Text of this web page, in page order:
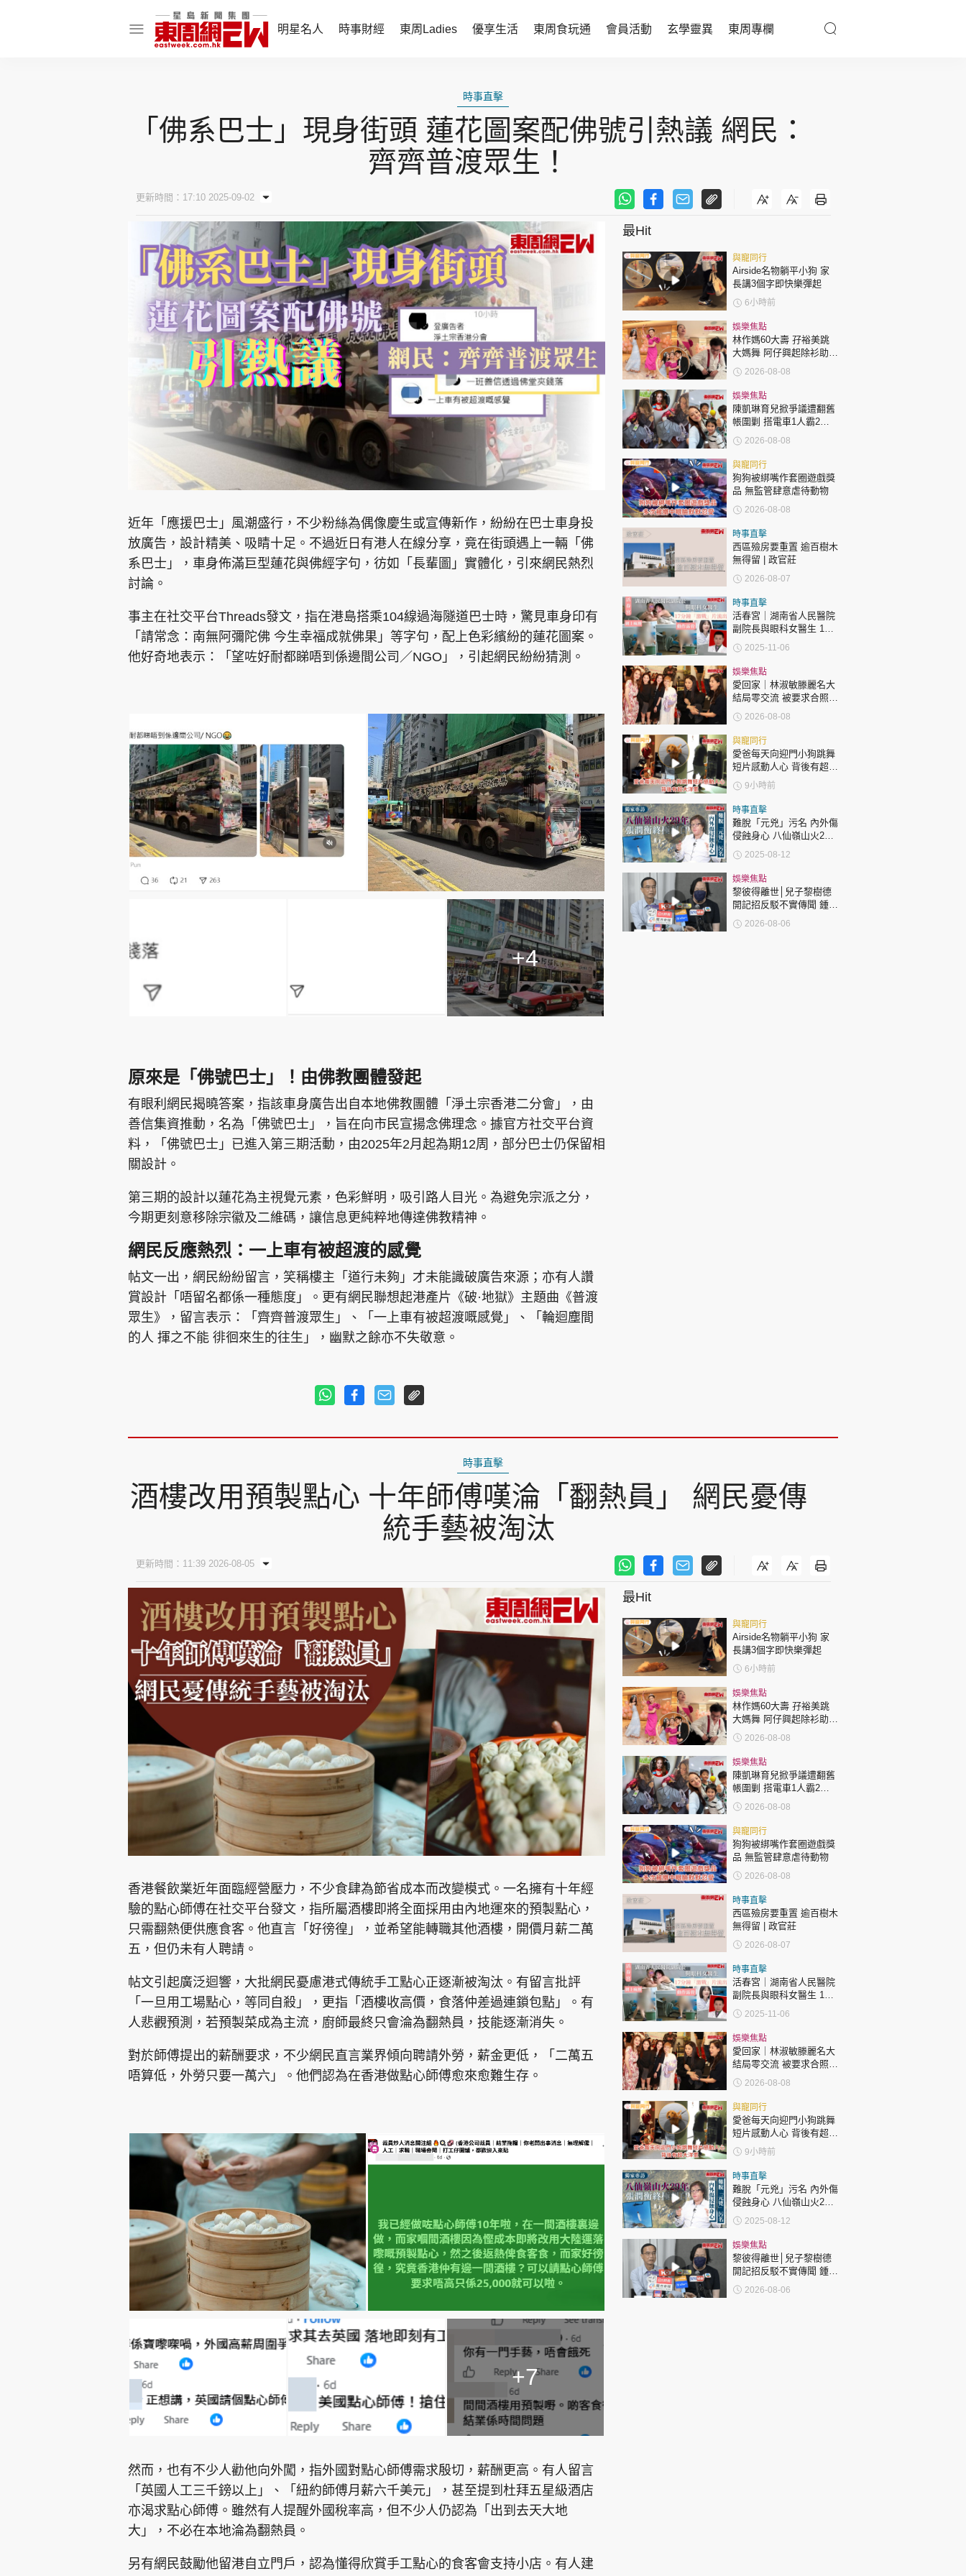
明星名人 時事財經 東周Ladies 優享生活 東周食玩通 會員活動 玄學靈異 東周專欄
話題人物 財經智庫 時尚生活
健康醫美
親子天地
東周食玩通
樂在灣區
飲食玩樂
會員活動
東周JETSO
玄學靈異
東勝運程
智富天下 李居明
神機妙算 李丞責
緣來有理 麥玲玲
鬼靈精怪 威師兄
娛樂名人
文化藝術
時政財經
健康生活
飲食旅遊
集團旗下品牌
東周刊 cazbuyer 東Touch PCM 電腦廣場 星島頭條 星島日報 星島環球 The Standard 親子王
Oh!爸媽 JobMarket 頭條搵工 EDUPLUS
Copyright © 東周網 版權所有 . 不得轉載 ©Eastweek.com.hk. All rights reserved.
時事直擊
「佛系巴士」現身街頭 蓮花圖案配佛號引熱議 網民：
齊齊普渡眾生！
更新時間：17:10 2025-09-02
近年「應援巴士」風潮盛行，不少粉絲為偶像慶生或宣傳新作，紛紛在巴士車身投
放廣告，設計精美、吸睛十足。不過近日有港人在線分享，竟在街頭遇上一輛「佛
系巴士」，車身佈滿巨型蓮花與佛經字句，彷如「長輩圖」實體化，引來網民熱烈
討論。
事主在社交平台Threads發文，指在港島搭乘104線過海隧道巴士時，驚見車身印有
「請常念：南無阿彌陀佛 今生幸福成就佛果」等字句，配上色彩繽紛的蓮花圖案。
他好奇地表示：「望咗好耐都睇唔到係邊間公司／NGO」，引起網民紛紛猜測。
+4
原來是「佛號巴士」！由佛教團體發起
有眼利網民揭曉答案，指該車身廣告出自本地佛教團體「淨土宗香港二分會」，由
善信集資推動，名為「佛號巴士」，旨在向市民宣揚念佛理念。據官方社交平台資
料，「佛號巴士」已進入第三期活動，由2025年2月起為期12周，部分巴士仍保留相
關設計。
第三期的設計以蓮花為主視覺元素，色彩鮮明，吸引路人目光。為避免宗派之分，
今期更刻意移除宗徽及二維碼，讓信息更純粹地傳達佛教精神。
網民反應熱烈：一上車有被超渡的感覺
帖文一出，網民紛紛留言，笑稱樓主「道行未夠」才未能識破廣告來源；亦有人讚
賞設計「唔留名都係一種態度」。更有網民聯想起港產片《破·地獄》主題曲《普渡
眾生》，留言表示：「齊齊普渡眾生」、「一上車有被超渡嘅感覺」、「輪迴塵間
的人 揮之不能 徘徊來生的往生」，幽默之餘亦不失敬意。
最Hit
與寵同行
Airside名物躺平小狗 家
長講3個字即快樂彈起
6小時前
娛樂焦點
林作媽60大壽 孖裕美跳
大媽舞 阿仔興起除衫助慶
回應兩女交好有原因
2026-08-08
娛樂焦點
陳凱琳育兒掀爭議遭翻舊
帳圍剿 搭電車1人霸2個
位 被轟自私欠公德心 有
指反應過度不公平
2026-08-08
與寵同行
狗狗被綁嘴作套圈遊戲獎
品 無監管肆意虐待動物
2026-08-08
時事直擊
西區殮房要重置 逾百樹木
無得留 | 政官莊
2026-08-07
時事直擊
活春宮｜湖南省人民醫院
副院長與眼科女醫生 17
分鐘「激戰」片流出 動作
露骨 網上瘋傳
2025-11-06
娛樂焦點
愛回家｜林淑敏滕麗名大
結局零交流 被要求合照即
閃「不和升級」？兩人咁
回應
2026-08-08
與寵同行
愛爸每天向迎門小狗跳舞
短片感動人心 背後有超大
洋蔥
9小時前
時事直擊
難脫「元兇」污名 內外傷
侵蝕身心 八仙嶺山火29
年 獨家專訪 張潤衡終極
剖白
2025-08-12
娛樂焦點
黎彼得離世│兒子黎樹德
開記招反駁不實傳聞 鍾志
光代好友澄清：冇經濟問
題
2026-08-06
時事直擊
酒樓改用預製點心 十年師傅嘆淪「翻熱員」 網民憂傳
統手藝被淘汰
更新時間：11:39 2026-08-05
香港餐飲業近年面臨經營壓力，不少食肆為節省成本而改變模式。一名擁有十年經
驗的點心師傅在社交平台發文，指所屬酒樓即將全面採用由內地運來的預製點心，
只需翻熱便供應食客。他直言「好徬徨」，並希望能轉職其他酒樓，開價月薪二萬
五，但仍未有人聘請。
帖文引起廣泛迴響，大批網民憂慮港式傳統手工點心正逐漸被淘汰。有留言批評
「一旦用工場點心，等同自殺」，更指「酒樓收高價，食落仲差過連鎖包點」。有
人悲觀預測，若預製菜成為主流，廚師最終只會淪為翻熱員，技能逐漸消失。
對於師傅提出的薪酬要求，不少網民直言業界傾向聘請外勞，薪金更低，「二萬五
唔算低，外勞只要一萬六」。他們認為在香港做點心師傅愈來愈難生存。
+7
然而，也有不少人勸他向外闖，指外國對點心師傅需求殷切，薪酬更高。有人留言
「英國人工三千鎊以上」、「紐約師傅月薪六千美元」，甚至提到杜拜五星級酒店
亦渴求點心師傅。雖然有人提醒外國稅率高，但不少人仍認為「出到去天大地
大」，不必在本地淪為翻熱員。
另有網民鼓勵他留港自立門戶，認為懂得欣賞手工點心的食客會支持小店。有人建
最Hit
與寵同行
Airside名物躺平小狗 家
長講3個字即快樂彈起
6小時前
娛樂焦點
林作媽60大壽 孖裕美跳
大媽舞 阿仔興起除衫助慶
回應兩女交好有原因
2026-08-08
娛樂焦點
陳凱琳育兒掀爭議遭翻舊
帳圍剿 搭電車1人霸2個
位 被轟自私欠公德心 有
指反應過度不公平
2026-08-08
與寵同行
狗狗被綁嘴作套圈遊戲獎
品 無監管肆意虐待動物
2026-08-08
時事直擊
西區殮房要重置 逾百樹木
無得留 | 政官莊
2026-08-07
時事直擊
活春宮｜湖南省人民醫院
副院長與眼科女醫生 17
分鐘「激戰」片流出 動作
露骨 網上瘋傳
2025-11-06
娛樂焦點
愛回家｜林淑敏滕麗名大
結局零交流 被要求合照即
閃「不和升級」？兩人咁
回應
2026-08-08
與寵同行
愛爸每天向迎門小狗跳舞
短片感動人心 背後有超大
洋蔥
9小時前
時事直擊
難脫「元兇」污名 內外傷
侵蝕身心 八仙嶺山火29
年 獨家專訪 張潤衡終極
剖白
2025-08-12
娛樂焦點
黎彼得離世│兒子黎樹德
開記招反駁不實傳聞 鍾志
光代好友澄清：冇經濟問
題
2026-08-06